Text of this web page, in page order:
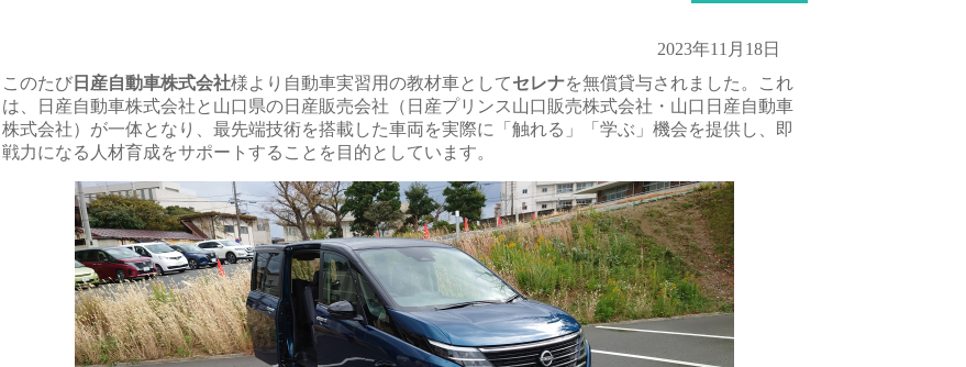
2023年11月18日
このたび日産自動車株式会社様より自動車実習用の教材車としてセレナを無償貸与されました。これ
は、日産自動車株式会社と山口県の日産販売会社（日産プリンス山口販売株式会社・山口日産自動車
株式会社）が一体となり、最先端技術を搭載した車両を実際に「触れる」「学ぶ」機会を提供し、即
戦力になる人材育成をサポートすることを目的としています。